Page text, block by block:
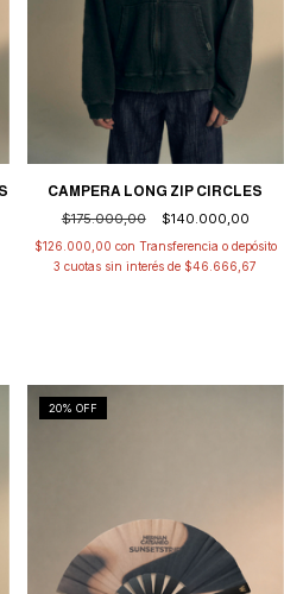
CAMPERA LONG ZIP CIRCLES
$175.000,00
$140.000,00
$126.000,00 con Transferencia o depósito
3 cuotas sin interés de $46.666,67
20% OFF